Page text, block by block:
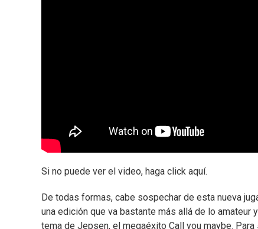
Si no puede ver el video, haga click aquí.
De todas formas, cabe sospechar de esta nueva
una edición que va bastante más allá de lo amateur
tema de Jepsen, el megaéxito Call you maybe.